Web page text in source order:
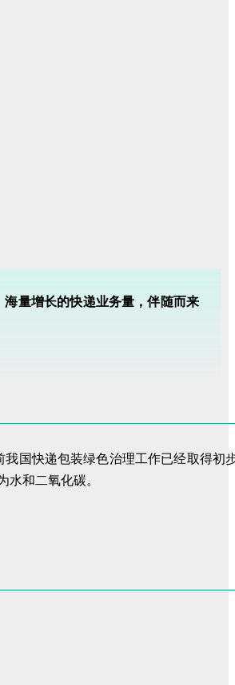
海量增长的快递业务量，伴随而来
国快递包装绿色治理工作已经取得初
和二氧化碳。